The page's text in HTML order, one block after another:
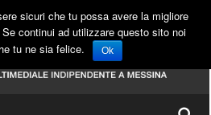
sicuri che tu possa avere la migliore
continui ad utilizzare questo sito noi
tu ne sia felice.
Ok